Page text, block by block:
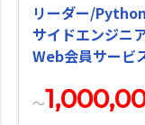
リーダー/
サイドエンジニ
Web会員サービ
〜